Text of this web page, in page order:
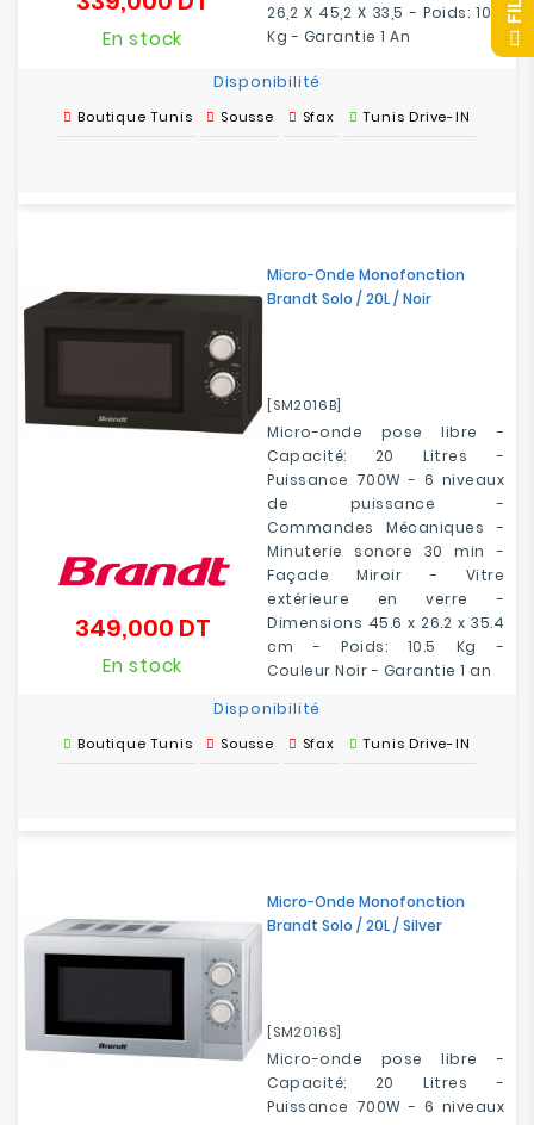
26,2 X 45,2 X 33,5 - Poids: 10,5
Kg - Garantie 1 An
En stock
Disponibilité
Boutique Tunis Sousse Sfax Tunis Drive-IN
Micro-Onde Monofonction
Brandt Solo / 20L / Noir
[SM2016B]
Micro-onde pose libre -
Capacité: 20 Litres -
Puissance 700W - 6 niveaux
de puissance -
Commandes Mécaniques-
Minuterie sonore 30 min -
Façade Miroir - Vitre
extérieure en verre -
Dimensions 45.6 x 26.2 x 35.4
cm - Poids: 10.5 Kg -
Couleur Noir - Garantie 1 an
349,000 DTPrix
En stock
Disponibilité
Boutique Tunis Sousse Sfax Tunis Drive-IN
Micro-Onde Monofonction
Brandt Solo / 20L / Silver
[SM2016S]
Micro-onde pose libre -
Capacité: 20 Litres -
Puissance 700W - 6 niveaux